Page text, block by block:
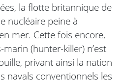
la flotte britannique de
nucléaire peine à
mer. Cette fois encore,
(hunter-killer) n’est
privant ainsi la nation
navals conventionnels les